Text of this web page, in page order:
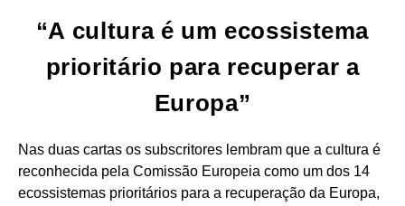
“A cultura é um ecossistema
prioritário para recuperar a
Europa”
Nas duas cartas os subscritores lembram que a cultura é
reconhecida pela Comissão Europeia como um dos 14
ecossistemas prioritários para a recuperação da Europa,